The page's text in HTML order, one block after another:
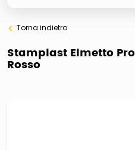
elenchi telefonici
meme
Torna indietro
Stamplast Elmetto
Rosso